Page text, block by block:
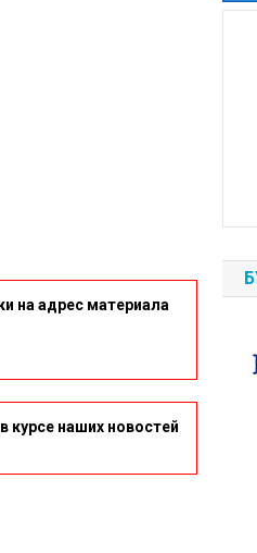
на адрес материала
курсе наших новостей